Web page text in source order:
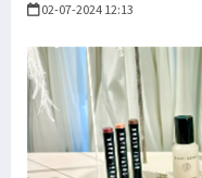
02-07-2024 12:13